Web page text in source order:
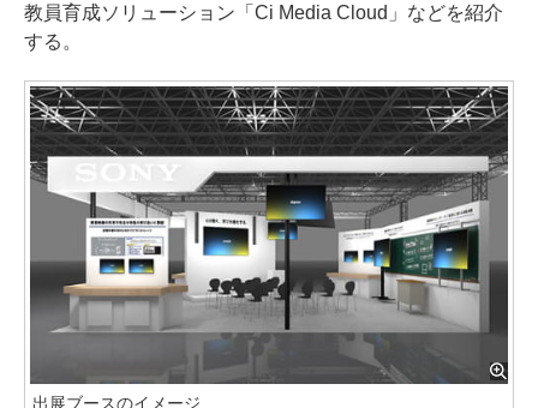
教員育成ソリューション「Ci Media Cloud」などを紹介
する。
出展ブースのイメージ